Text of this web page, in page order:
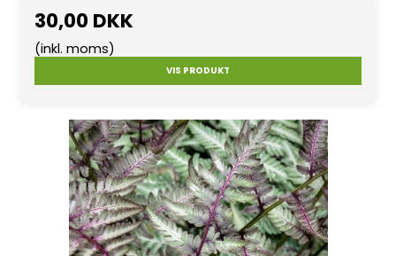
30,00 DKK
(inkl. moms)
VIS PRODUKT